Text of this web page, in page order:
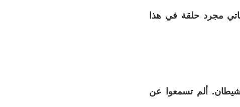
مجرد حلقة في هذا
ألم تسمعوا عن